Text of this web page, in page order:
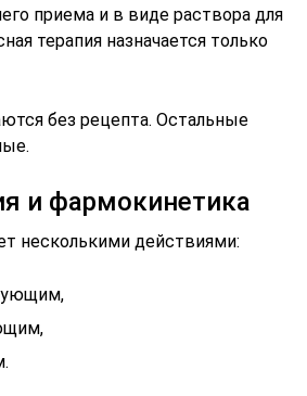
приема и в виде раствора для
терапия назначается только
без рецепта. Остальные
и фармокинетика
несколькими действиями: